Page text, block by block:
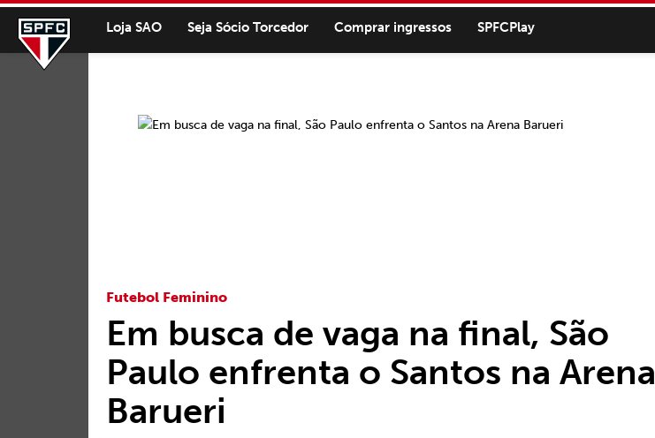
Loja SAO Seja Sócio Torcedor Comprar ingressos SPFCPlay
Futebol Feminino
Em busca de vaga na final, São
Paulo enfrenta o Santos na Arena
Barueri